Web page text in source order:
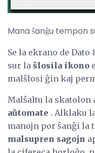
Mana ŝanĝu tempon
Se la ekrano de
sur la ŝlosila ikono
malŝlosi ĝin kaj
Malŝaltu la skatolon
aŭtomate . Alklaku
manojn por ŝanĝi la
malsupren sagojn